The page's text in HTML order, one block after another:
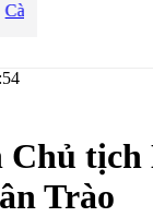
nhất nhận thức
Chủ tịch
Trào